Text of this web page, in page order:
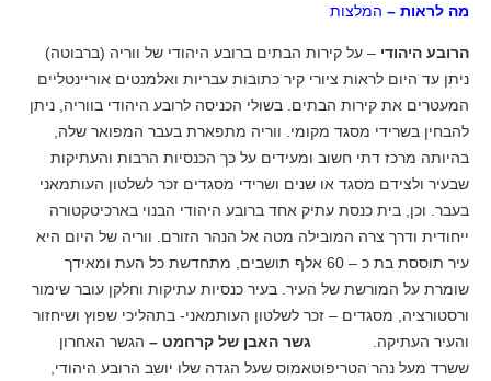
מה לראות – המלצות
הרובע היהודי – על קירות הבתים ברובע היהודי של ווריה (ברבוטה)
ניתן עד היום לראות ציורי קיר כתובות עבריות ואלמנטים אוריינטליים
המעטרים את קירות הבתים. בשולי הכניסה לרובע היהודי בווריה, ניתן
להבחין בשרידי מסגד מקומי. ווריה מתפארת בעבר המפואר שלה,
בהיותה מרכז דתי חשוב ומעידים על כך הכנסיות הרבות והעתיקות
שבעיר ולצידם מסגד או שנים ושרידי מסגדים זכר לשלטון העותמאני
בעבר. וכן, בית כנסת עתיק אחד ברובע היהודי הבנוי בארכיטקטורה
ייחודית ודרך צרה המובילה מטה אל הנהר הזורם. ווריה של היום היא
עיר תוססת בת כ – 60 אלף תושבים, מתחדשת כל העת ומאידך
שומרת על המורשת של העיר. בעיר כנסיות עתיקות וחלקן עובר שימור
ורסטורציה, מסגדים – זכר לשלטון העותמאני- בתהליכי שפוץ ושיחזור
והעיר העתיקה. גשר האבן של קרחמט – הגשר האחרון
ששרד מעל נהר הטריפוטאמוס שעל הגדה שלו יושב הרובע היהודי,